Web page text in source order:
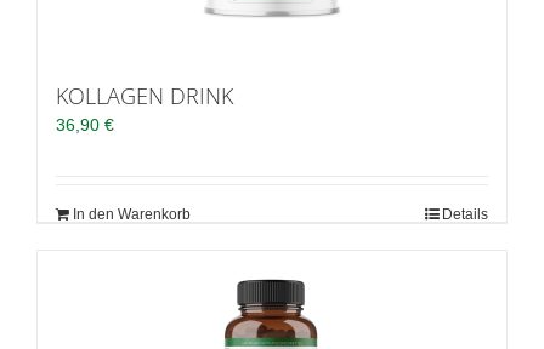
KOLLAGEN DRINK
36,90 €
In den Warenkorb Details